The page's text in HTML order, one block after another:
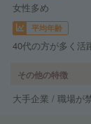
女性多め
平均年齢
40代の方が多く活
その他の特徴
大手企業 / 職場が